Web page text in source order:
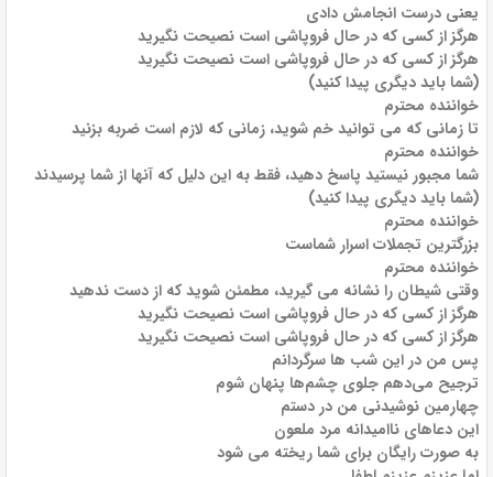
یعنی درست انجامش دادی
هرگز از کسی که در حال فروپاشی است نصیحت نگیرید
هرگز از کسی که در حال فروپاشی است نصیحت نگیرید
(شما باید دیگری پیدا کنید)
خواننده محترم
تا زمانی که می توانید خم شوید، زمانی که لازم است ضربه بزنید
خواننده محترم
شما مجبور نیستید پاسخ دهید، فقط به این دلیل که آنها از شما پرسیدند
(شما باید دیگری پیدا کنید)
خواننده محترم
بزرگترین تجملات اسرار شماست
خواننده محترم
وقتی شیطان را نشانه می گیرید، مطمئن شوید که از دست ندهید
هرگز از کسی که در حال فروپاشی است نصیحت نگیرید
هرگز از کسی که در حال فروپاشی است نصیحت نگیرید
پس من در این شب ها سرگردانم
ترجیح می‌دهم جلوی چشم‌ها پنهان شوم
چهارمین نوشیدنی من در دستم
این دعاهای ناامیدانه مرد ملعون
به صورت رایگان برای شما ریخته می شود